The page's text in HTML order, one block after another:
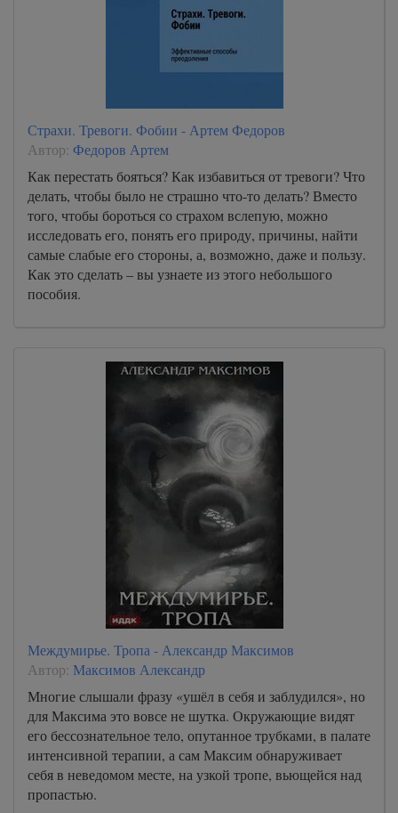
Страхи. Тревоги. Фобии - Артем Федоров
Автор: Федоров Артем
Как перестать бояться? Как избавиться от тревоги? Что
делать, чтобы было не страшно что-то делать? Вместо
того, чтобы бороться со страхом вслепую, можно
исследовать его, понять его природу, причины, найти
самые слабые его стороны, а, возможно, даже и пользу.
Как это сделать – вы узнаете из этого небольшого
пособия.
Междумирье. Тропа - Александр Максимов
Автор: Максимов Александр
Многие слышали фразу «ушёл в себя и заблудился», но
для Максима это вовсе не шутка. Окружающие видят
его бессознательное тело, опутанное трубками, в палате
интенсивной терапии, а сам Максим обнаруживает
себя в неведомом месте, на узкой тропе, вьющейся над
пропастью.